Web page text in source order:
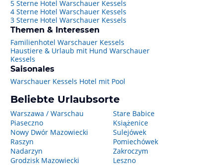
5 Sterne Hotel Warschauer Kessels
4 Sterne Hotel Warschauer Kessels
3 Sterne Hotel Warschauer Kessels
Themen & Interessen
Familienhotel Warschauer Kessels
Haustiere & Urlaub mit Hund Warschauer
Kessels
Saisonales
Warschauer Kessels Hotel mit Pool
Beliebte Urlaubsorte
Warszawa / Warschau
Piaseczno
Nowy Dwór Mazowiecki
Raszyn
Nadarzyn
Grodzisk Mazowiecki
Stare Babice
Książenice
Sulejówek
Pomiechówek
Zakroczym
Leszno